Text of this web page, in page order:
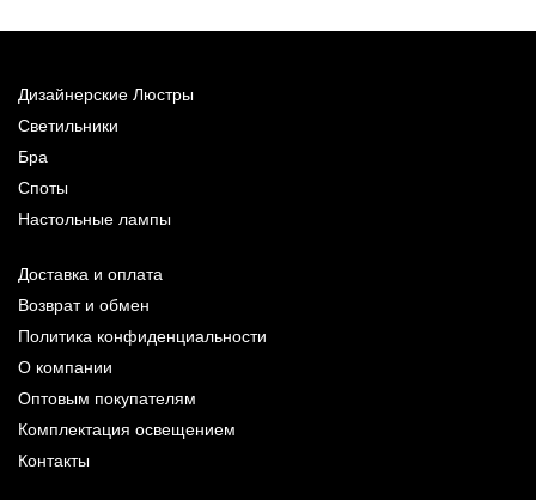
Дизайнерские Люстры
Светильники
Бра
Споты
Настольные лампы
Доставка и оплата
Возврат и обмен
Политика конфиденциальности
О компании
Оптовым покупателям
Комплектация освещением
Контакты